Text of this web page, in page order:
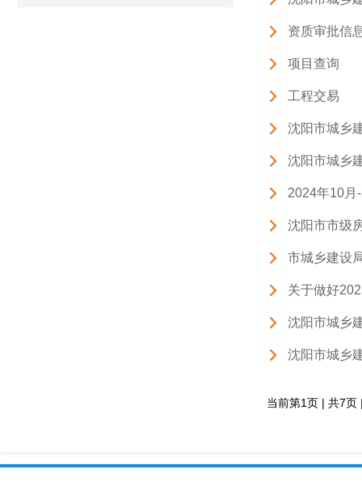
资质审批信
项目查询
工程交易
沈阳市城乡
沈阳市城乡
2024年10月
沈阳市市级
市城乡建设
关于做好
沈阳市城乡
沈阳市城乡
当前第1页 | 共7